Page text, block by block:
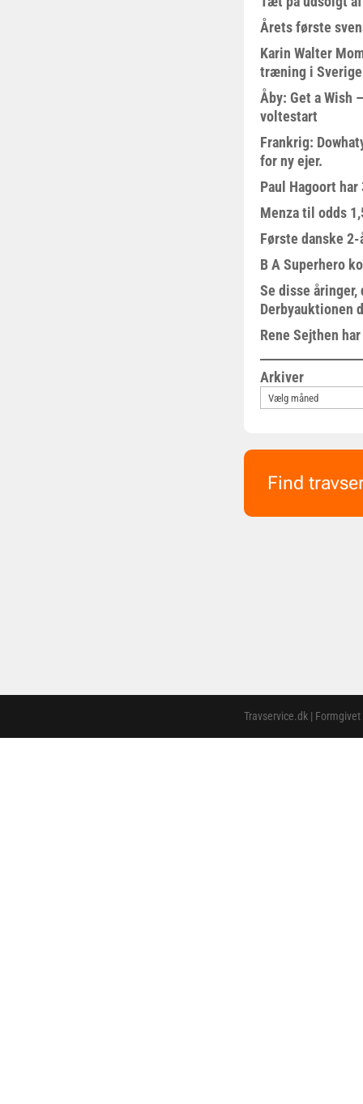
Årets første
Karin Walter
træning i Sverige
Åby: Get a Wish
voltestart
Frankrig:
for ny ejer.
Paul Hagoort
Menza til odds
Første danske
B A Superhero
Se disse
Derbyauktionen
Rene Sejthen
Arkiver
Find
Travservice.dk |